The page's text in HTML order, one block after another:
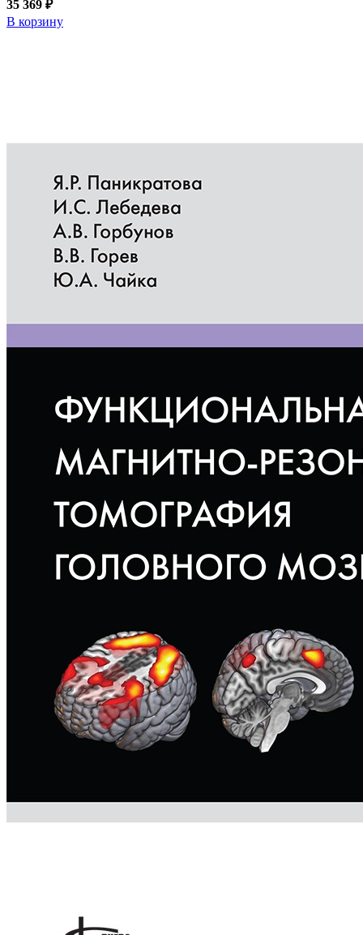
35 369 ₽
В корзину